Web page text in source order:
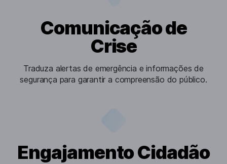
Comunicação de
Crise
Traduza alertas de emergência e informações de
segurança para garantir a compreensão do público.
Engajamento Cidadão